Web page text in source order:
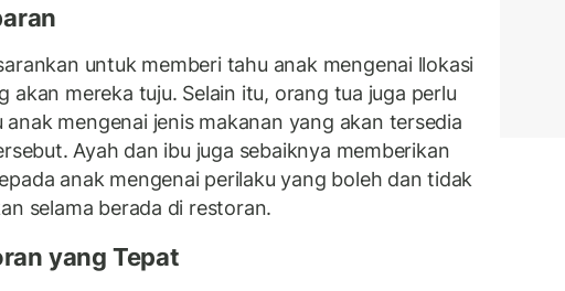
untuk memberi tahu anak mengenai llokasi
akan mereka tuju. Selain itu, orang tua juga perlu
anak mengenai jenis makanan yang akan tersedia
Ayah dan ibu juga sebaiknya memberikan
anak mengenai perilaku yang boleh dan tidak
selama berada di restoran.
yang Tepat